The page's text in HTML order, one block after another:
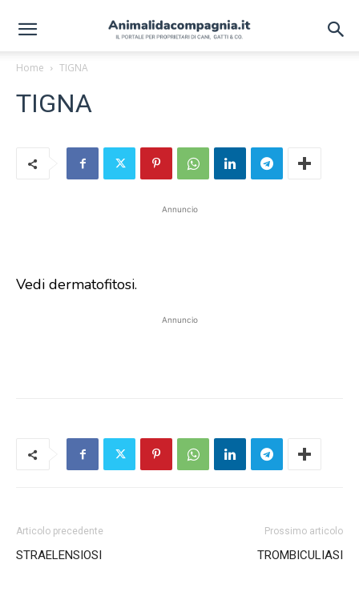
Home TIGNA
TIGNA
Annuncio
Vedi dermatofitosi.
Annuncio
Articolo precedente
STRAELENSIOSI
Prossimo articolo
TROMBICULIASI